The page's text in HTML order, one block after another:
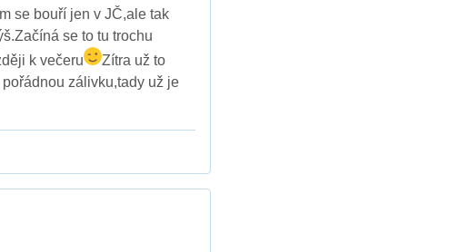
se bouří jen v JČ,ale tak
se to tu trochu
k večeru
Zítra už to
zálivku,tady už je